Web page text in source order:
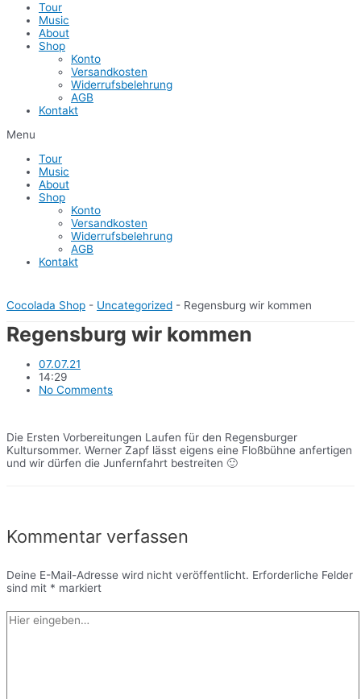
Tour
Music
About
Shop
Konto
Versandkosten
Widerrufsbelehrung
AGB
Kontakt
Menu
Tour
Music
About
Shop
Konto
Versandkosten
Widerrufsbelehrung
AGB
Kontakt
Cocolada Shop - Uncategorized - Regensburg wir kommen
Regensburg wir kommen
07.07.21
14:29
No Comments
Die Ersten Vorbereitungen Laufen für den Regensburger
Kultursommer. Werner Zapf lässt eigens eine Floßbühne anfertigen
und wir dürfen die Junfernfahrt bestreiten 🙂
Kommentar verfassen
Deine E-Mail-Adresse wird nicht veröffentlicht. Erforderliche Felder
sind mit * markiert
Hier
eingeben…